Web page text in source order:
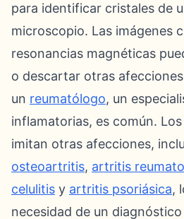
para identificar cristales de
microscopio. Las imágenes
resonancias magnéticas
o descartar otras
un reumatólogo, un
inflamatorias, es común.
imitan otras afecciones,
osteoartritis, artritis
celulitis y artritis psoriásica,
necesidad de un